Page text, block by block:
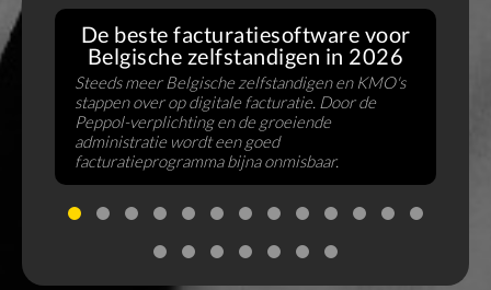
De beste facturatiesoftware voor
Belgische zelfstandigen in 2026
Steeds meer Belgische zelfstandigen en KMO's
stappen over op digitale facturatie. Door de
Peppol-verplichting en de groeiende
administratie wordt een goed
facturatieprogramma bijna onmisbaar.